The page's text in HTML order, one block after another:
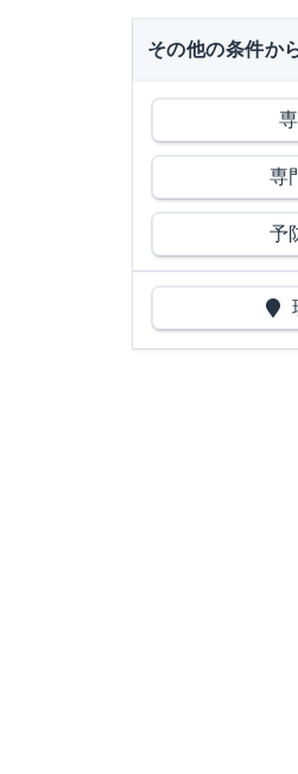
その他の条件か
専
予